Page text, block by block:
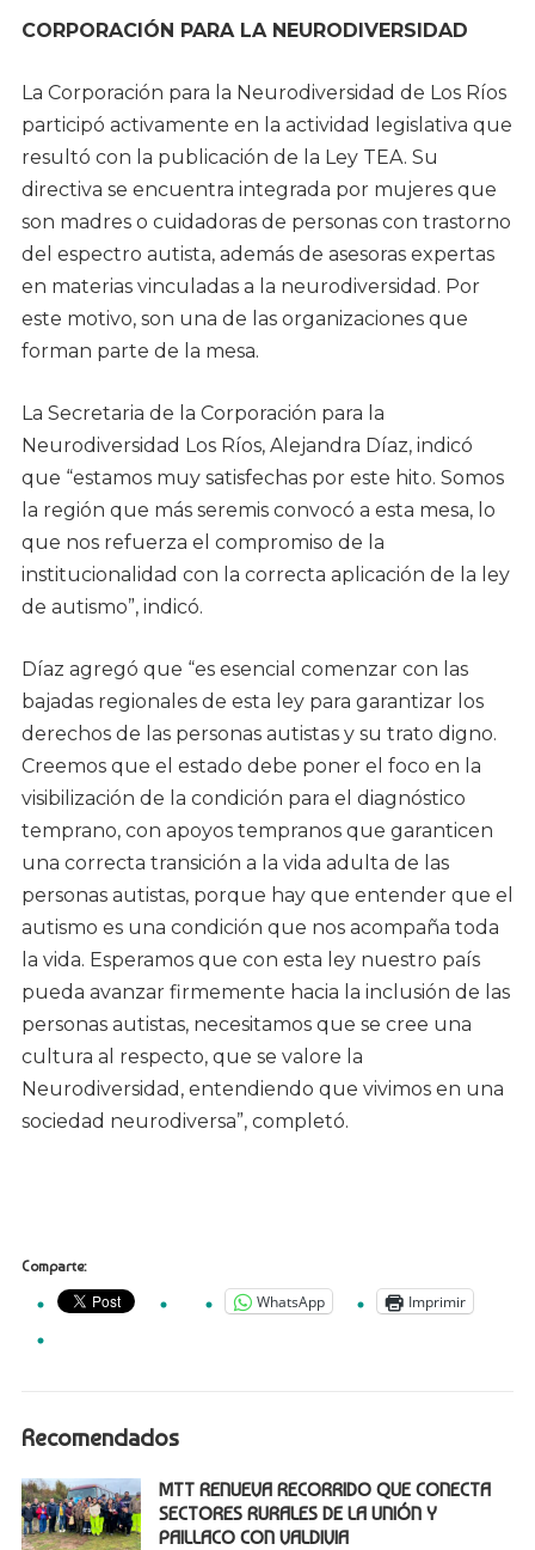
CORPORACIÓN PARA LA NEURODIVERSIDAD
La Corporación para la Neurodiversidad de Los Ríos
participó activamente en la actividad legislativa que
resultó con la publicación de la Ley TEA. Su
directiva se encuentra integrada por mujeres que
son madres o cuidadoras de personas con trastorno
del espectro autista, además de asesoras expertas
en materias vinculadas a la neurodiversidad. Por
este motivo, son una de las organizaciones que
forman parte de la mesa.
La Secretaria de la Corporación para la
Neurodiversidad Los Ríos, Alejandra Díaz, indicó
que “estamos muy satisfechas por este hito. Somos
la región que más seremis convocó a esta mesa, lo
que nos refuerza el compromiso de la
institucionalidad con la correcta aplicación de la ley
de autismo”, indicó.
Díaz agregó que “es esencial comenzar con las
bajadas regionales de esta ley para garantizar los
derechos de las personas autistas y su trato digno.
Creemos que el estado debe poner el foco en la
visibilización de la condición para el diagnóstico
temprano, con apoyos tempranos que garanticen
una correcta transición a la vida adulta de las
personas autistas, porque hay que entender que el
autismo es una condición que nos acompaña toda
la vida. Esperamos que con esta ley nuestro país
pueda avanzar firmemente hacia la inclusión de las
personas autistas, necesitamos que se cree una
cultura al respecto, que se valore la
Neurodiversidad, entendiendo que vivimos en una
sociedad neurodiversa”, completó.
Comparte:
WhatsApp Imprimir
Recomendados
MTT RENUEVA RECORRIDO QUE CONECTA
SECTORES RURALES DE LA UNIÓN Y
PAILLACO CON VALDIVIA